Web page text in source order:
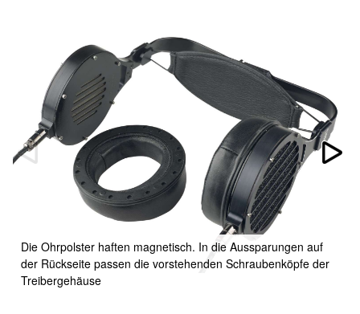
Die Ohrpolster haften magnetisch. In die Aussparungen auf
der Rückseite passen die vorstehenden Schraubenköpfe der
Treibergehäuse